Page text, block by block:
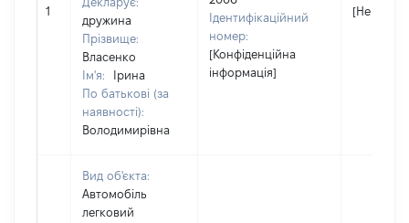
1
дружина
Прізвище:
Власенко
Ім'я:
Ірина
По батькові (за
наявності):
Володимирівна
Ідентифікаційний
номер:
[Конфіденційна
інформація]
[Не
Вид об'єкта:
Автомобіль
легковий